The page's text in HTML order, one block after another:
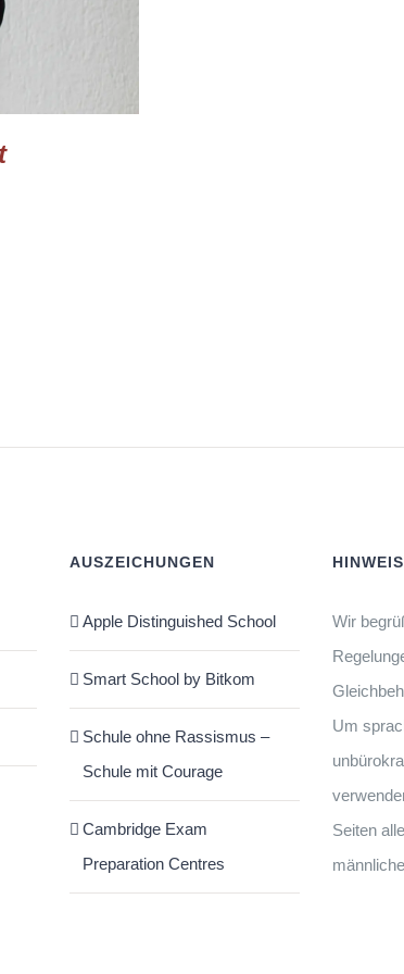
AUSZEICHUNGEN
Apple Distinguished School
Smart School by Bitkom
Schule ohne Rassismus –
Schule mit Courage
Cambridge Exam
Preparation Centres
Wir
Um
Seiten